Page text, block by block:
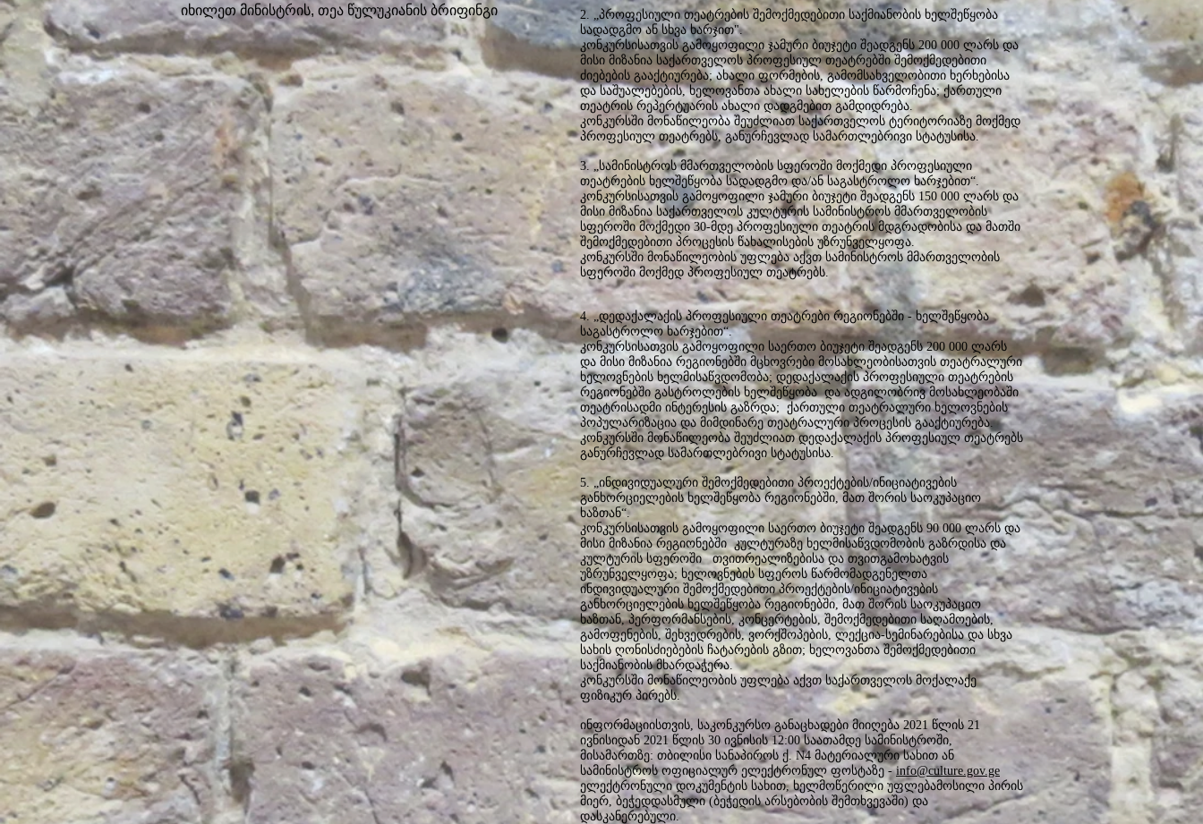
იხილეთ მინისტრის, თეა წულუკიანის ბრიფინგი
2. „პროფესიული თეატრების შემოქმედებითი საქმიანობის ხელშეწყობა
სადადგმო ან სხვა ხარჯით".
კონკურსისათვის გამოყოფილი ჯამური ბიუჯეტი შეადგენს 200 000 ლარს და
მისი მიზანია საქართველოს პროფესიულ თეატრებში შემოქმედებითი
ძიებების გააქტიურება; ახალი ფორმების, გამომსახველობითი ხერხებისა
და საშუალებების, ხელოვანთა ახალი სახელების წარმოჩენა; ქართული
თეატრის რეპერტუარის ახალი დადგმებით გამდიდრება.
კონკურსში მონაწილეობა შეუძლიათ საქართველოს ტერიტორიაზე მოქმედ
პროფესიულ თეატრებს, განურჩევლად სამართლებრივი სტატუსისა.
3. „სამინისტროს მმართველობის სფეროში მოქმედი პროფესიული
თეატრების ხელშეწყობა სადადგმო და/ან საგასტროლო ხარჯებით“.
კონკურსისათვის გამოყოფილი ჯამური ბიუჯეტი შეადგენს 150 000 ლარს და
მისი მიზანია საქართველოს კულტურის სამინისტროს მმართველობის
სფეროში მოქმედი 30-მდე პროფესიული თეატრის მდგრადობისა და მათში
შემოქმედებითი პროცესის წახალისების უზრუნველყოფა.
კონკურსში მონაწილეობის უფლება აქვთ სამინისტროს მმართველობის
სფეროში მოქმედ პროფესიულ თეატრებს.
4. „დედაქალაქის პროფესიული თეატრები რეგიონებში - ხელშეწყობა
საგასტროლო ხარჯებით“.
კონკურსისათვის გამოყოფილი საერთო ბიუჯეტი შეადგენს 200 000 ლარს
და მისი მიზანია რეგიონებში მცხოვრები მოსახლეობისათვის თეატრალური
ხელოვნების ხელმისაწვდომობა; დედაქალაქის პროფესიული თეატრების
რეგიონებში გასტროლების ხელშეწყობა და ადგილობრივ მოსახლეობაში
თეატრისადმი ინტერესის გაზრდა; ქართული თეატრალური ხელოვნების
პოპულარიზაცია და მიმდინარე თეატრალური პროცესის გააქტიურება.
კონკურსში მონაწილეობა შეუძლიათ დედაქალაქის პროფესიულ თეატრებს
განურჩევლად სამართლებრივი სტატუსისა.
5. „ინდივიდუალური შემოქმედებითი პროექტების/ინიციატივების
განხორციელების ხელშეწყობა რეგიონებში, მათ შორის საოკუპაციო
ხაზთან“.
კონკურსისათვის გამოყოფილი საერთო ბიუჯეტი შეადგენს 90 000 ლარს და
მისი მიზანია რეგიონებში კულტურაზე ხელმისაწვდომობის გაზრდისა და
კულტურის სფეროში თვითრეალიზებისა და თვითგამოხატვის
უზრუნველყოფა; ხელოვნების სფეროს წარმომადგენელთა
ინდივიდუალური შემოქმედებითი პროექტების/ინიციატივების
განხორციელების ხელშეწყობა რეგიონებში, მათ შორის საოკუპაციო
ხაზთან, პერფორმანსების, კონცერტების, შემოქმედებითი საღამოების,
გამოფენების, შეხვედრების, ვორქშოპების, ლექცია-სემინარებისა და სხვა
სახის ღონისძიებების ჩატარების გზით; ხელოვანთა შემოქმედებითი
საქმიანობის მხარდაჭერა.
კონკურსში მონაწილეობის უფლება აქვთ საქართველოს მოქალაქე
ფიზიკურ პირებს.
ინფორმაციისთვის, საკონკურსო განაცხადები მიიღება 2021 წლის 21
ივნისიდან 2021 წლის 30 ივნისის 12:00 საათამდე სამინისტროში,
მისამართზე: თბილისი სანაპიროს ქ. N4 მატერიალური სახით ან
სამინისტროს ოფიციალურ ელექტრონულ ფოსტაზე -info@culture.gov.ge
ელექტრონული დოკუმენტის სახით, ხელმოწერილი უფლებამოსილი პირის
მიერ, ბეჭედდასმული (ბეჭედის არსებობის შემთხვევაში) და
დასკანერებული.